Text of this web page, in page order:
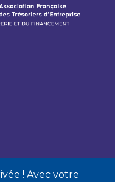
! Avec votre